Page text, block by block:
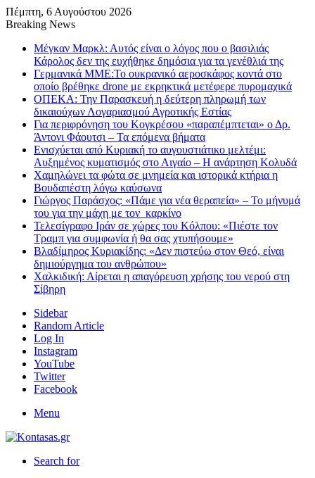
Πέμπτη, 6 Αυγούστου 2026
Breaking News
Μέγκαν Μαρκλ: Αυτός είναι ο λόγος που ο βασιλιάς
Κάρολος δεν της ευχήθηκε δημόσια για τα γενέθλιά της
Γερμανικά ΜΜΕ:Το ουκρανικό αεροσκάφος κοντά στο
οποίο βρέθηκε drone με εκρηκτικά μετέφερε πυρομαχικά
ΟΠΕΚΑ: Την Παρασκευή η δεύτερη πληρωμή των
δικαιούχων Λογαριασμού Αγροτικής Εστίας
Για περιφρόνηση του Κογκρέσου «παραπέμπτεται» ο Δρ.
Άντονι Φάουτσι – Τα επόμενα βήματα
Ενισχύεται από Κυριακή το αυγουστιάτικο μελτέμι:
Αυξημένος κυματισμός στο Αιγαίο – Η ανάρτηση Κολυδά
Χαμηλώνει τα φώτα σε μνημεία και ιστορικά κτήρια η
Βουδαπέστη λόγω καύσωνα
Γιώργος Παράσχος: «Πάμε για νέα θεραπεία» – Το μήνυμά
του για την μάχη με τον καρκίνο
Τελεσίγραφο Ιράν σε χώρες του Κόλπου: «Πιέστε τον
Τραμπ για συμφωνία ή θα σας χτυπήσουμε»
Βλαδίμηρος Κυριακίδης: «Δεν πιστεύω στον Θεό, είναι
δημιούργημα του ανθρώπου»
Χαλκιδική: Αίρεται η απαγόρευση χρήσης του νερού στη
Σίβηρη
Sidebar
Random Article
Log In
Instagram
YouTube
Twitter
Facebook
Menu
Search for